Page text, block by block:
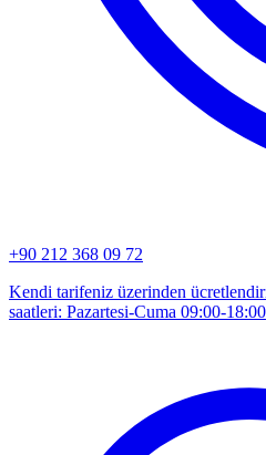
+90 212 368 09 72
Kendi tarifeniz üzerinden
saatleri: Pazartesi-Cuma 09:00-18:00